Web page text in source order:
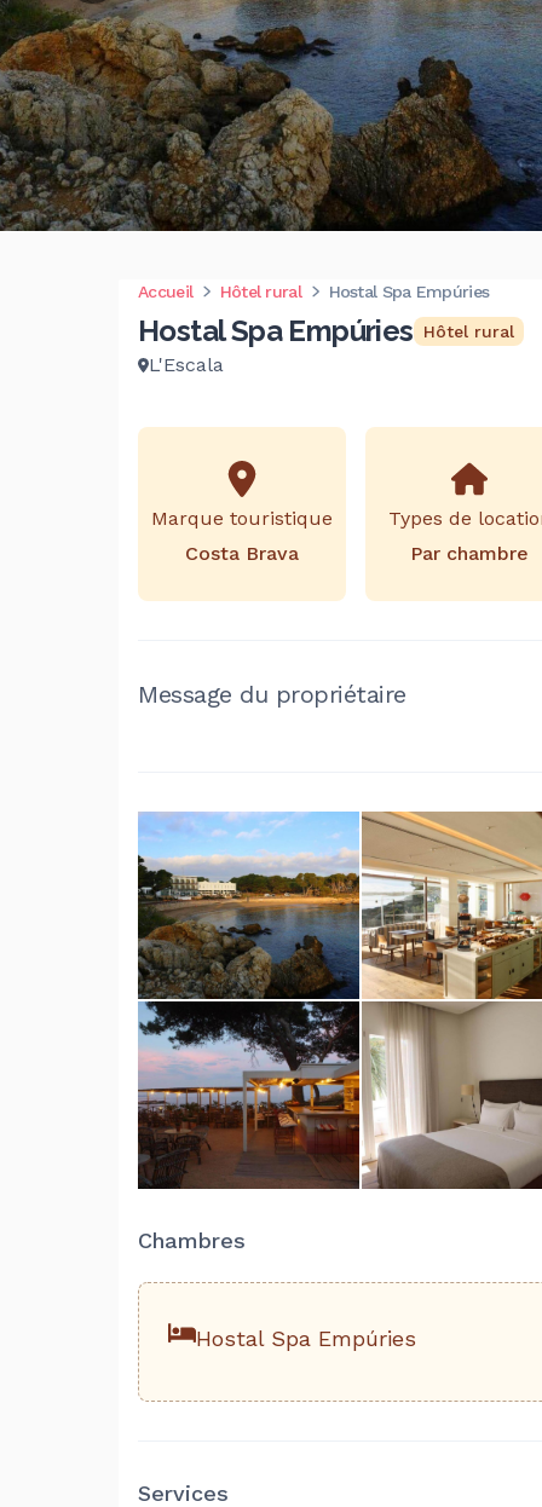
Accueil Hôtel rural Hostal Spa Empúries
Hostal Spa Empúries Hôtel rural
L'Escala
Marque touristique
Costa Brava
Types de
Par chambre
Message du propriétaire
Chambres
Hostal Spa Empúries
Services